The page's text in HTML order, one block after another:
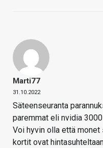
Marti77
31.10.2022
Säteenseuranta
paremmat eli nvidia
Voi hyvin olla että
kortit ovat